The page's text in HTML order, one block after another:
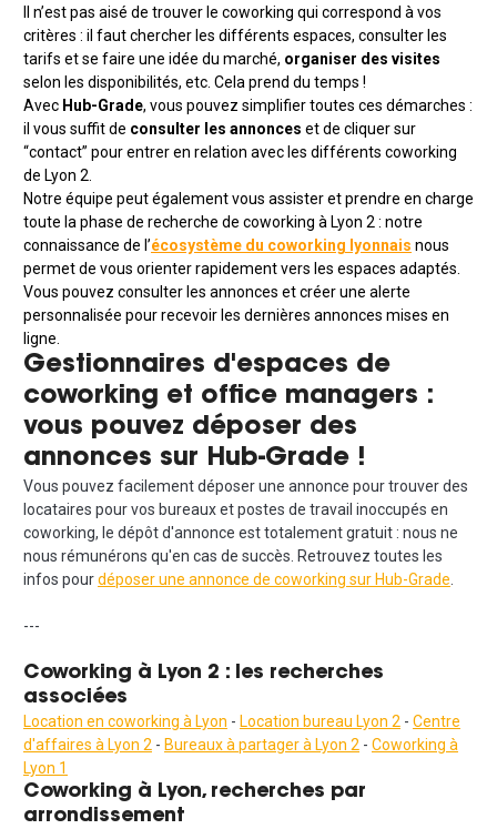
Il n’est pas aisé de trouver le coworking qui correspond à vos
critères : il faut chercher les différents espaces, consulter les
tarifs et se faire une idée du marché, organiser des visites
selon les disponibilités, etc. Cela prend du temps !
Avec Hub-Grade, vous pouvez simplifier toutes ces démarches :
il vous suffit de consulter les annonces et de cliquer sur
“contact” pour entrer en relation avec les différents coworking
de Lyon 2.
Notre équipe peut également vous assister et prendre en charge
toute la phase de recherche de coworking à Lyon 2 : notre
connaissance de l’écosystème du coworking lyonnais nous
permet de vous orienter rapidement vers les espaces adaptés.
Vous pouvez consulter les annonces et créer une alerte
personnalisée pour recevoir les dernières annonces mises en
ligne.
Gestionnaires d'espaces de
coworking et office managers :
vous pouvez déposer des
annonces sur Hub-Grade !
Vous pouvez facilement déposer une annonce pour trouver des
locataires pour vos bureaux et postes de travail inoccupés en
coworking, le dépôt d'annonce est totalement gratuit : nous ne
nous rémunérons qu'en cas de succès. Retrouvez toutes les
infos pourdéposer une annonce de coworking sur Hub-Grade.
---
Coworking à Lyon 2 : les recherches
associées
Location en coworking à Lyon - Location bureau Lyon 2 - Centre
d'affaires à Lyon 2 - Bureaux à partager à Lyon 2 - Coworking à
Lyon 1
Coworking à Lyon, recherches par
arrondissement